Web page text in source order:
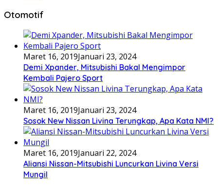
Otomotif
Maret 16, 2019Januari 23, 2024
Demi Xpander, Mitsubishi Bakal Mengimpor
Kembali Pajero Sport
Maret 16, 2019Januari 23, 2024
Sosok New Nissan Livina Terungkap, Apa Kata NMI?
Maret 16, 2019Januari 22, 2024
Aliansi Nissan-Mitsubishi Luncurkan Livina Versi
Mungil